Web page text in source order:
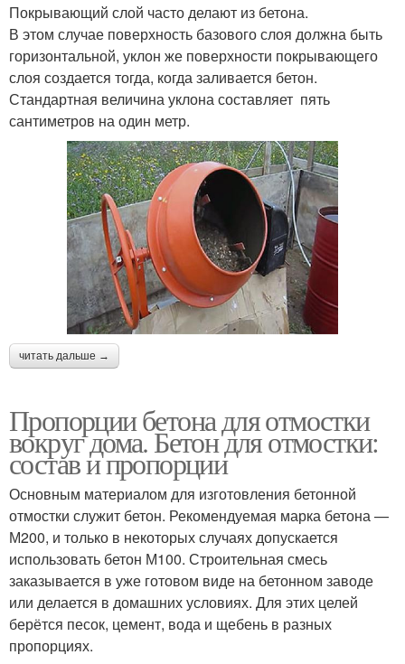
Покрывающий слой часто делают из бетона.
В этом случае поверхность базового слоя должна быть
горизонтальной, уклон же поверхности покрывающего
слоя создается тогда, когда заливается бетон.
Стандартная величина уклона составляет пять
сантиметров на один метр.
читать дальше →
Пропорции бетона для отмостки
вокруг дома. Бетон для отмостки:
состав и пропорции
Основным материалом для изготовления бетонной
отмостки служит бетон. Рекомендуемая марка бетона —
М200, и только в некоторых случаях допускается
использовать бетон М100. Строительная смесь
заказывается в уже готовом виде на бетонном заводе
или делается в домашних условиях. Для этих целей
берётся песок, цемент, вода и щебень в разных
пропорциях.